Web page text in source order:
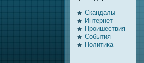
Скaндалы
Интернет
Проишествия
События
Политикa